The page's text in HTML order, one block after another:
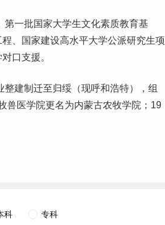
第一批国家大学生文化素质教育基
、国家建设高水平大学公派研究生项
口支援。
整建制迁至归绥（现呼和浩特），组
兽医学院更名为内蒙古农牧学院；19
科 专科